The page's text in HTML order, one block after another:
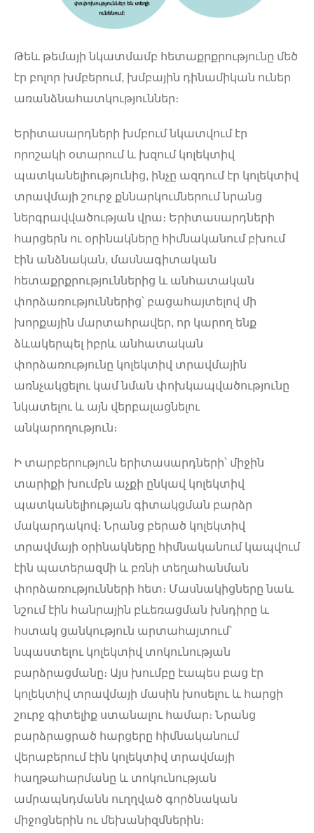
Թեև թեմայի նկատմամբ հետաքրքրությունը մեծ
էր բոլոր խմբերում, խմբային դինամիկան ուներ
առանձնահատկություններ։
Երիտասարդների խմբում նկատվում էր
որոշակի օտարում և խզում կոլեկտիվ
պատկանելիությունից, ինչը ազդում էր կոլեկտիվ
տրավմայի շուրջ քննարկումներում նրանց
ներգրավվածության վրա։ Երիտասարդների
հարցերն ու օրինակները հիմնականում բխում
էին անձնական, մասնագիտական
հետաքրքրություններից և անհատական
փորձառություններից՝ բացահայտելով մի
խորքային մարտահրավեր, որ կարող ենք
ձևակերպել իբրև անհատական
փորձառությունը կոլեկտիվ տրավմային
առնչակցելու կամ նման փոխկապվածությունը
նկատելու և այն վերբալացնելու
անկարողություն։
Ի տարբերություն երիտասարդների՝ միջին
տարիքի խումբն աչքի ընկավ կոլեկտիվ
պատկանելիության գիտակցման բարձր
մակարդակով։ Նրանց բերած կոլեկտիվ
տրավմայի օրինակները հիմնականում կապվում
էին պատերազմի և բռնի տեղահանման
փորձառությունների հետ։ Մասնակիցները նաև
նշում էին հանրային բևեռացման խնդիրը և
հստակ ցանկություն արտահայտում՝
նպաստելու կոլեկտիվ տոկունության
բարձրացմանը։ Այս խումբը էապես բաց էր
կոլեկտիվ տրավմայի մասին խոսելու և հարցի
շուրջ գիտելիք ստանալու համար։ Նրանց
բարձրացրած հարցերը հիմնականում
վերաբերում էին կոլեկտիվ տրավմայի
հաղթահարմանը և տոկունության
ամրապնդմանն ուղղված գործնական
միջոցներին ու մեխանիզմներին։